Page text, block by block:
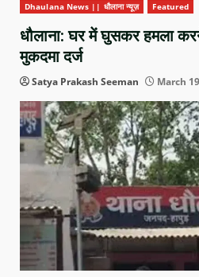
Dhaulana News || धौलाना न्यूज़ Featured
धौलाना: घर में घुसकर हमला
मुकदमा दर्ज
Satya Prakash Seeman March